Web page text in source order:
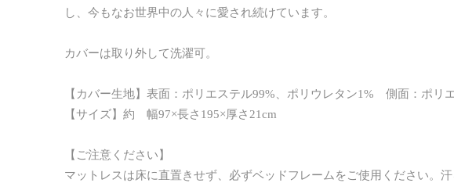
し、今もなお世界中の人々に愛され続けています。
カバーは取り外して洗濯可。
【カバー生地】表面：ポリエステル99%、ポリウレタン1% 側面：ポリ
【サイズ】約 幅97×長さ195×厚さ21cm
【ご注意ください】
マットレスは床に直置きせず、必ずベッドフレームをご使用ください。